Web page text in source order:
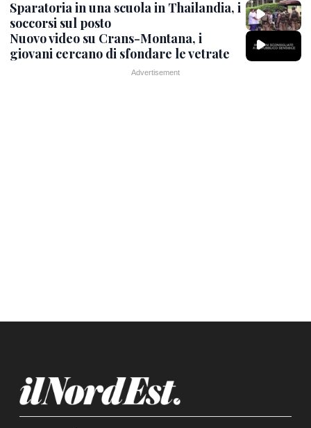
Sparatoria in una scuola in Thailandia, i
soccorsi sul posto
Nuovo video su Crans-Montana, i
giovani cercano di sfondare le vetrate